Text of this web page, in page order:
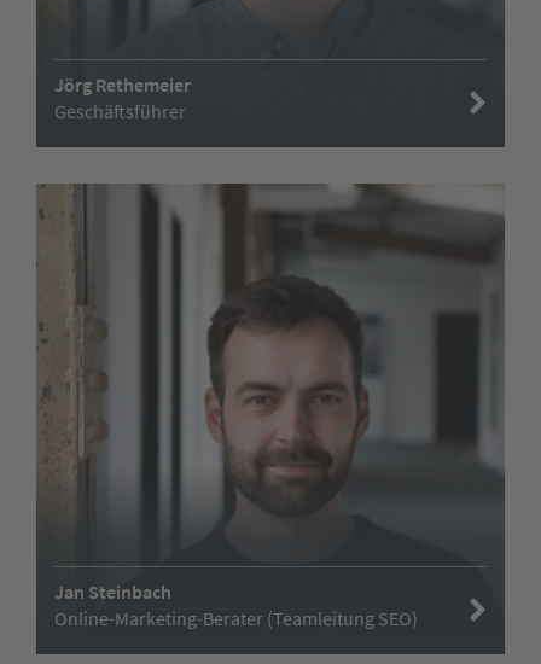
Jörg Rethemeier
Geschäftsführer
Jan Steinbach
Online-Marketing-Berater (Teamleitung SEO)